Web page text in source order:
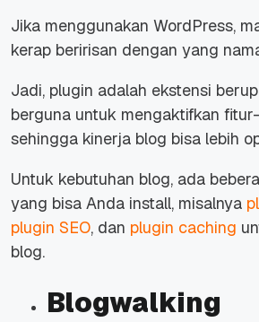
Jika menggunakan WordPress,
kerap beririsan dengan yang
Jadi, plugin adalah ekstensi
berguna untuk mengaktifkan
sehingga kinerja blog bisa lebih
Untuk kebutuhan blog, ada
yang bisa Anda install, misalnya
plugin SEO, dan plugin caching
blog.
Blogwalking